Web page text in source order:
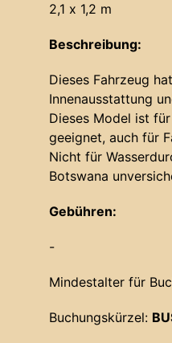
2,1 x 1,2 m
Beschreibung:
Dieses Fahrzeug
Innenausstattung
Dieses Model ist
geeignet, auch für
Nicht für
Botswana
Gebühren:
-
Mindestalter für
Buchungskürzel: